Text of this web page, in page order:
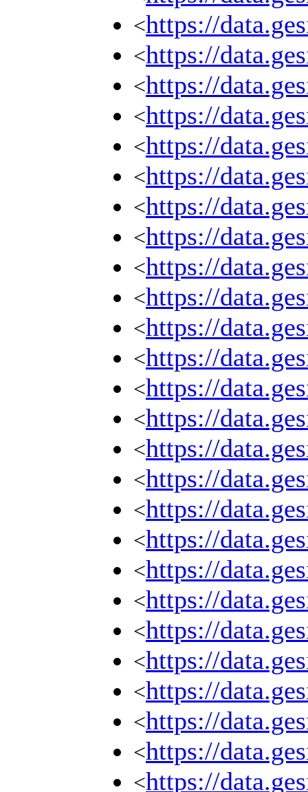
<https://
<https://
<https://
<https://
<https://
<https://
<https://
<https://
<https://
<https://
<https://
<https://
<https://
<https://
<https://
<https://
<https://
<https://
<https://
<https://
<https://
<https://
<https://
<https://
<https://
<https://